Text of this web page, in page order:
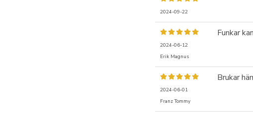
2024-09-22
2024-06-12
Erik Magnus
Funkar
2024-06-01
Franz Tommy
Brukar